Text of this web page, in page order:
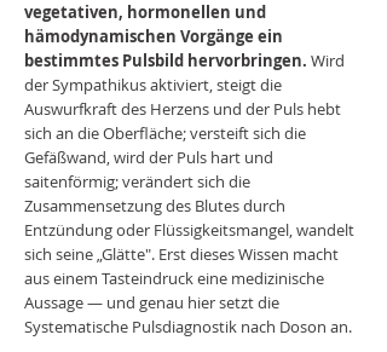
vegetativen, hormonellen und
hämodynamischen Vorgänge ein
bestimmtes Pulsbild hervorbringen. Wird
der Sympathikus aktiviert, steigt die
Auswurfkraft des Herzens und der Puls hebt
sich an die Oberfläche; versteift sich die
Gefäßwand, wird der Puls hart und
saitenförmig; verändert sich die
Zusammensetzung des Blutes durch
Entzündung oder Flüssigkeitsmangel, wandelt
sich seine „Glätte". Erst dieses Wissen macht
aus einem Tasteindruck eine medizinische
Aussage — und genau hier setzt die
Systematische Pulsdiagnostik nach Doson an.